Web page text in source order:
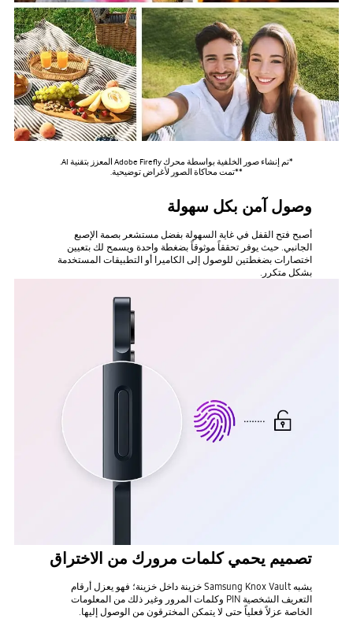
*تم إنشاء صور الخلفية بواسطة محرك Adobe Firefly المعزز بتقنية AI.
**تمت محاكاة الصور لأغراض توضيحية.
وصول آمن بكل سهولة
أصبح فتح القفل في غاية السهولة بفضل مستشعر بصمة الإصبع
الجانبي. حيث يوفر تحققاً موثوقاً بضغطة واحدة ويسمح لك بتعيين
اختصارات بضغطتين للوصول إلى الكاميرا أو التطبيقات المستخدمة
بشكل متكرر.
تصميم يحمي كلمات مرورك من الاختراق
يشبه Samsung Knox Vault خزينة داخل خزينة؛ فهو يعزل أرقام
التعريف الشخصية PIN وكلمات المرور وغير ذلك من المعلومات
الخاصة عزلاً فعلياً حتى لا يتمكن المخترقون من الوصول إليها.